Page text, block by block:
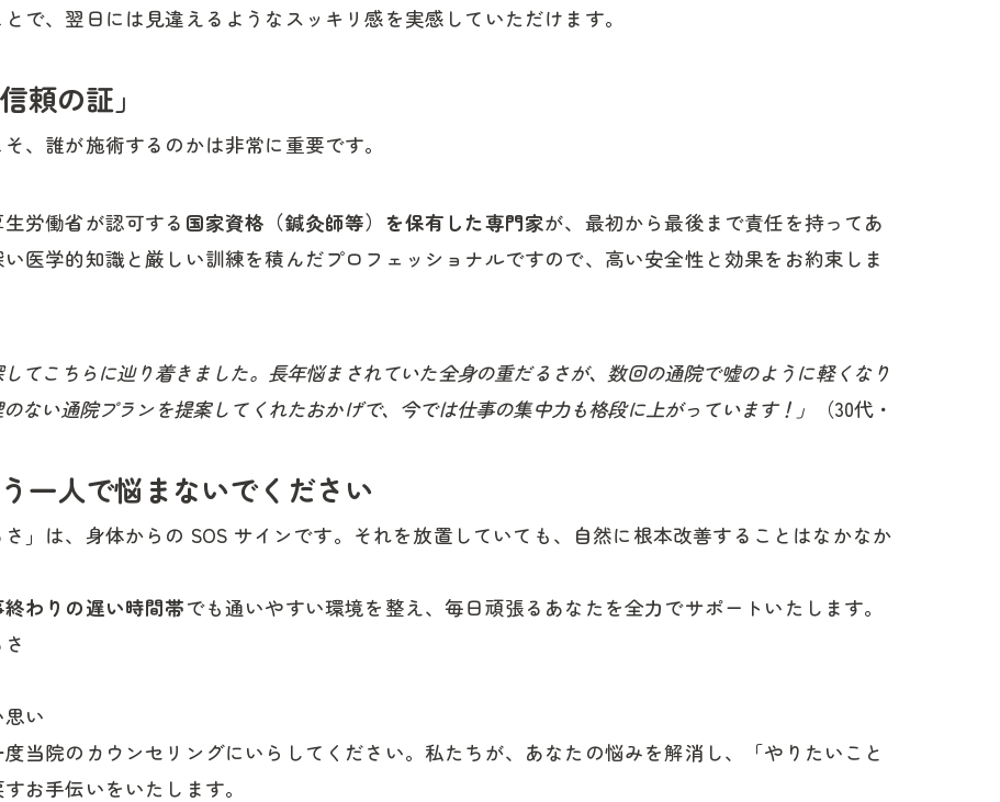
で、翌日には見違えるようなスッキリ感を実感していただけます。
頼の証」
、誰が施術するのかは非常に重要です。
労働省が認可する 国家資格（鍼灸師等）を保有した専門家が、最初から最後まで責任を持ってあ
医学的知識と厳しい訓練を積んだプロフェッショナルですので、高い安全性と効果をお約束しま
てこちらに辿り着きました。長年悩まされていた全身の重だるさが、数回の通院で嘘のように軽くなり
ない通院プランを提案してくれたおかげで、今では仕事の集中力も格段に上がっています！」
（30代・
一人で悩まないでください
」は、身体からの SOS サインです。それを放置していても、自然に根本改善することはなかなか
わりの遅い時間帯でも通いやすい環境を整え、毎日頑張るあなたを全力でサポートいたします。
い
当院のカウンセリングにいらしてください。私たちが、あなたの悩みを解消し、「やりたいこと
お手伝いをいたします。